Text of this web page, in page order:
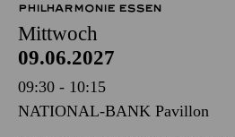
PHILHARMONIE ESSEN
Mittwoch
09.06.2027
09:30 - 10:15
NATIONAL-BANK Pavillon